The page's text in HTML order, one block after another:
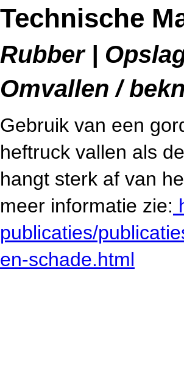
Technische
Rubber |
Omvallen /
Gebruik van een
heftruck vallen als
hangt sterk af van
meer informatie zie:
publicaties/
en-schade.html